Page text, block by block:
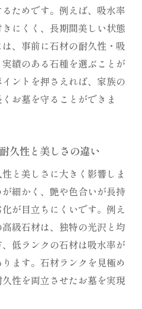
役立つ石材ランクの見分
するための秘訣
る墓石性能と選び方のコ
命に与える影響を詳し
ための石材メンテナンス
ない耐久性の見極め方
なるお墓の長持ち術を紹
石の選定ポイント
ためです。例えば、吸水率
にくく、長期間美しい状態
、事前に石材の耐久性・吸
績のある石種を選ぶことが
ントを押さえれば、家族の
お墓を守ることができま
久性と美しさの違い
と美しさに大きく影響しま
細かく、艶や色合いが長持
が目立ちにくいです。例え
級石材は、独特の光沢と均
低ランクの石材は吸水率が
ます。石材ランクを見極め
性を両立させたお墓を実現